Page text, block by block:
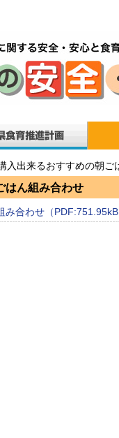
入出来るおすすめの朝ご
はん組み合わせ
み合わせ（